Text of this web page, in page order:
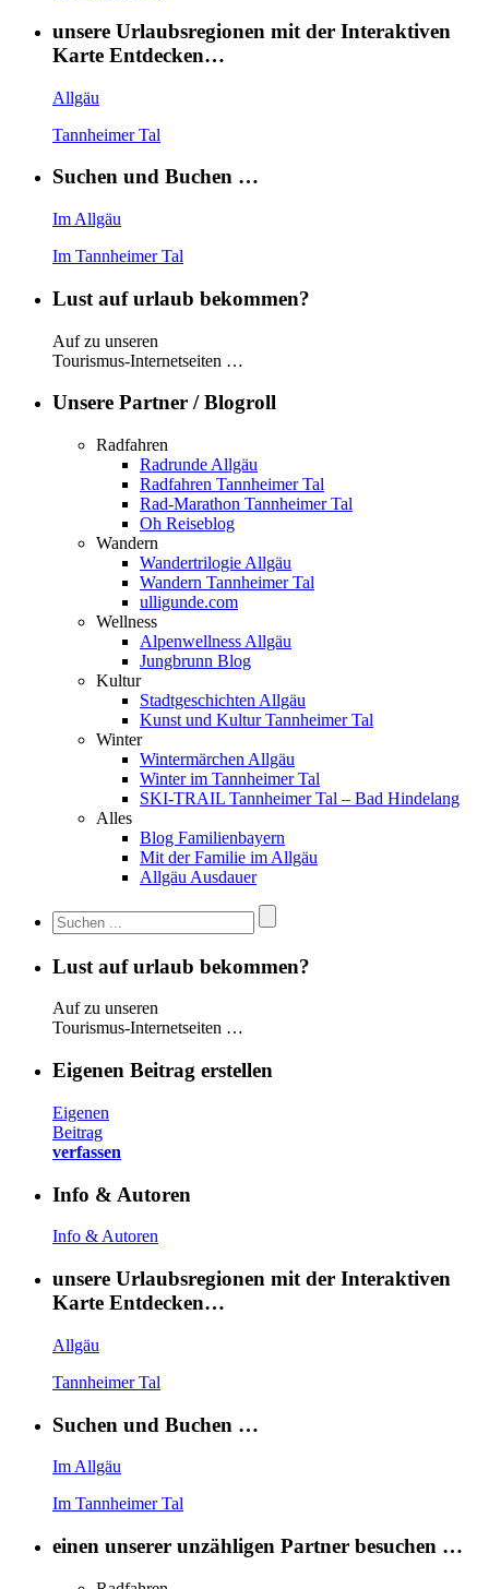
unsere Urlaubsregionen mit der Interaktiven
Karte Entdecken…
Allgäu
Tannheimer Tal
Suchen und Buchen …
Im Allgäu
Im Tannheimer Tal
Lust auf urlaub bekommen?
Auf zu unseren
Tourismus-Internetseiten …
Unsere Partner / Blogroll
Radfahren
Radrunde Allgäu
Radfahren Tannheimer Tal
Rad-Marathon Tannheimer Tal
Oh Reiseblog
Wandern
Wandertrilogie Allgäu
Wandern Tannheimer Tal
ulligunde.com
Wellness
Alpenwellness Allgäu
Jungbrunn Blog
Kultur
Stadtgeschichten Allgäu
Kunst und Kultur Tannheimer Tal
Winter
Wintermärchen Allgäu
Winter im Tannheimer Tal
SKI-TRAIL Tannheimer Tal – Bad Hindelang
Alles
Blog Familienbayern
Mit der Familie im Allgäu
Allgäu Ausdauer
Lust auf urlaub bekommen?
Auf zu unseren
Tourismus-Internetseiten …
Eigenen Beitrag erstellen
Eigenen
Beitrag
verfassen
Info & Autoren
Info & Autoren
unsere Urlaubsregionen mit der Interaktiven
Karte Entdecken…
Allgäu
Tannheimer Tal
Suchen und Buchen …
Im Allgäu
Im Tannheimer Tal
einen unserer unzähligen Partner besuchen …